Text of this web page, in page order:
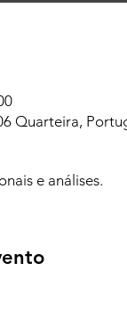
Quarteira,
e análises.